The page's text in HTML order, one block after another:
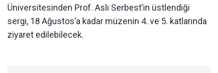
Üniversitesinden Prof. Aslı Serbest’in üstlendiği
sergi, 18 Ağustos’a kadar müzenin 4. ve 5. katlarında
ziyaret edilebilecek.